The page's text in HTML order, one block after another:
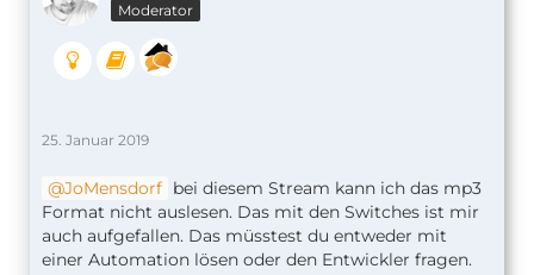
Moderator
25. Januar 2019
JoMensdorf bei diesem Stream kann ich das mp3
Format nicht auslesen. Das mit den Switches ist mir
auch aufgefallen. Das müsstest du entweder mit
einer Automation lösen oder den Entwickler fragen.